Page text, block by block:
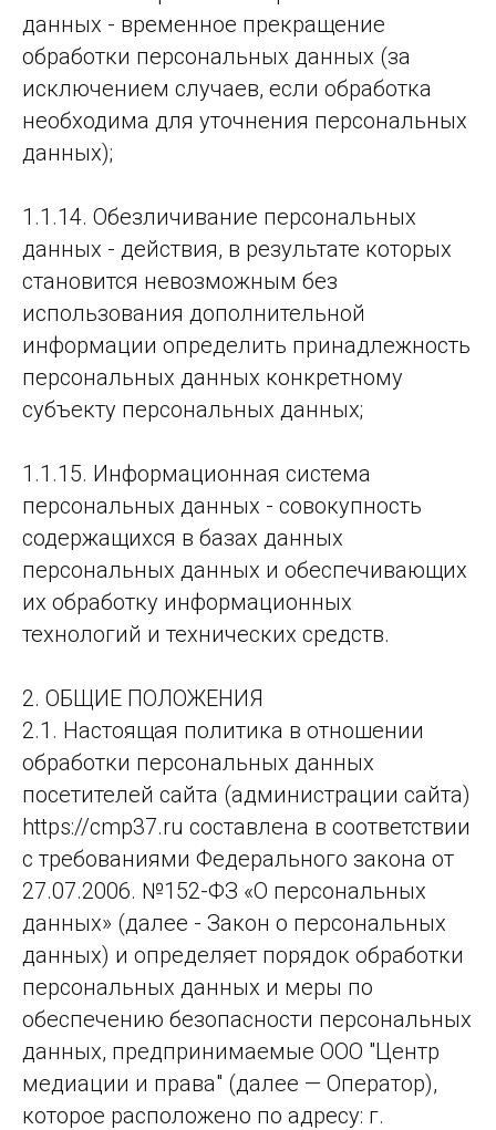
данных - временное прекращение
обработки персональных данных (за
исключением случаев, если обработка
необходима для уточнения персональных
данных);
1.1.14. Обезличивание персональных
данных - действия, в результате которых
становится невозможным без
использования дополнительной
информации определить принадлежность
персональных данных конкретному
субъекту персональных данных;
1.1.15. Информационная система
персональных данных - совокупность
содержащихся в базах данных
персональных данных и обеспечивающих
их обработку информационных
технологий и технических средств.
2. ОБЩИЕ ПО­ЛО­ЖЕ­НИЯ
2.1. Настоящая политика в отношении
обработки персональных данных
посетителей сайта (администрации сайта)
https://cmp37.ru составлена в соответствии
с требованиями Федерального закона от
27.07.2006. №152-ФЗ «О персональных
данных» (далее - Закон о персональных
данных) и определяет порядок обработки
персональных данных и меры по
обеспечению безопасности персональных
данных, предпринимаемые ООО "Центр
медиации и права" (далее — Оператор),
которое расположено по адресу: г.